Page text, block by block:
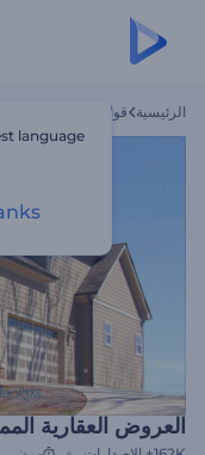
الرئيسية قوالب
العروض العقارية
language